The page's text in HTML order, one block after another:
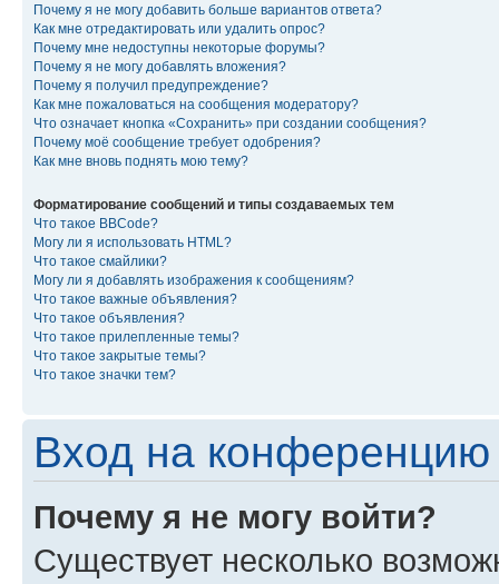
Почему я не могу добавить больше вариантов ответа?
Как мне отредактировать или удалить опрос?
Почему мне недоступны некоторые форумы?
Почему я не могу добавлять вложения?
Почему я получил предупреждение?
Как мне пожаловаться на сообщения модератору?
Что означает кнопка «Сохранить» при создании сообщения?
Почему моё сообщение требует одобрения?
Как мне вновь поднять мою тему?
Форматирование сообщений и типы создаваемых тем
Что такое BBCode?
Могу ли я использовать HTML?
Что такое смайлики?
Могу ли я добавлять изображения к сообщениям?
Что такое важные объявления?
Что такое объявления?
Что такое прилепленные темы?
Что такое закрытые темы?
Что такое значки тем?
Вход на конференцию
Почему я не могу войти?
Существует несколько